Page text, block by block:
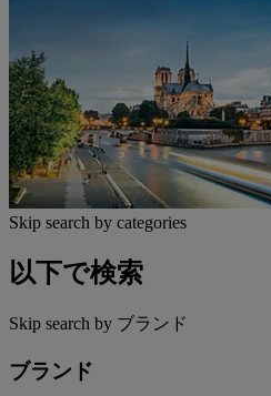
Skip search by categories
以下で検索
Skip search by ブランド
ブランド